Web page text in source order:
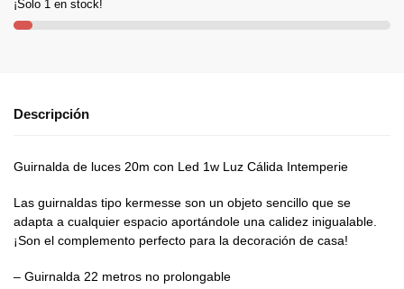
¡Solo 1 en stock!
Descripción
Guirnalda de luces 20m con Led 1w Luz Cálida Intemperie
Las guirnaldas tipo kermesse son un objeto sencillo que se
adapta a cualquier espacio aportándole una calidez inigualable.
¡Son el complemento perfecto para la decoración de casa!
– Guirnalda 22 metros no prolongable